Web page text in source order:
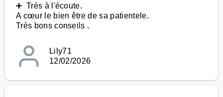
➕ Très à l'écoute.
A cœur le bien être de sa patientele.
Très bons conseils .
Lily71
12/02/2026